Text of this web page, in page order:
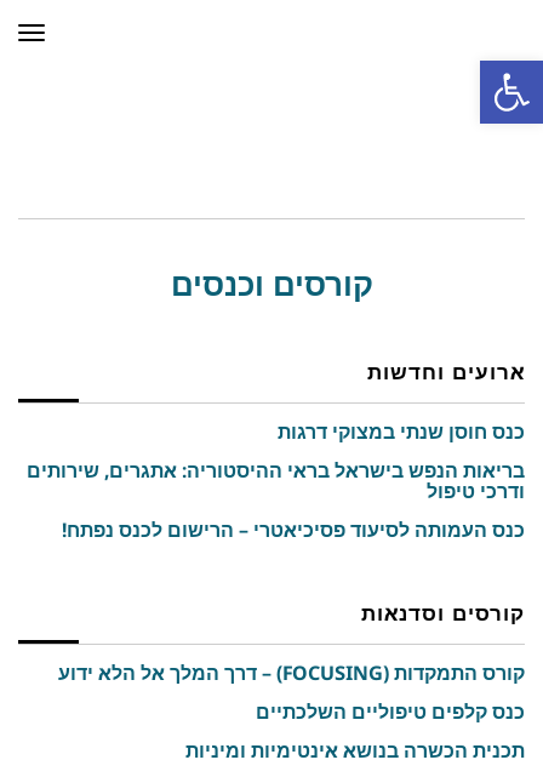
פתח סרגל נגישות
קורסים וכנסים
ארועים וחדשות
כנס חוסן שנתי במצוקי דרגות
בריאות הנפש בישראל בראי ההיסטוריה: אתגרים, שירותים
ודרכי טיפול
כנס העמותה לסיעוד פסיכיאטרי – הרישום לכנס נפתח!
קורסים וסדנאות
קורס התמקדות (FOCUSING) – דרך המלך אל הלא ידוע
כנס קלפים טיפוליים השלכתיים
תכנית הכשרה בנושא אינטימיות ומיניות